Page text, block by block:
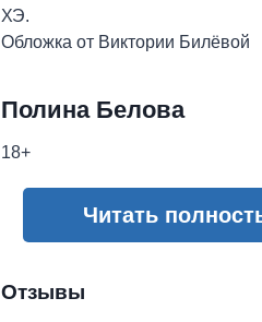
ХЭ.
Обложка от Виктории Билёвой
Полина Белова
18+
Читать
Отзывы